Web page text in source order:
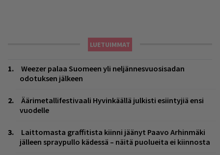
LUETUIMMAT
Weezer palaa Suomeen yli neljännesvuosisadan
odotuksen jälkeen
Äärimetallifestivaali Hyvinkäällä julkisti esiintyjiä ensi
vuodelle
Laittomasta graffitista kiinni jäänyt Paavo Arhinmäki
jälleen spraypullo kädessä – näitä puolueita ei kiinnosta